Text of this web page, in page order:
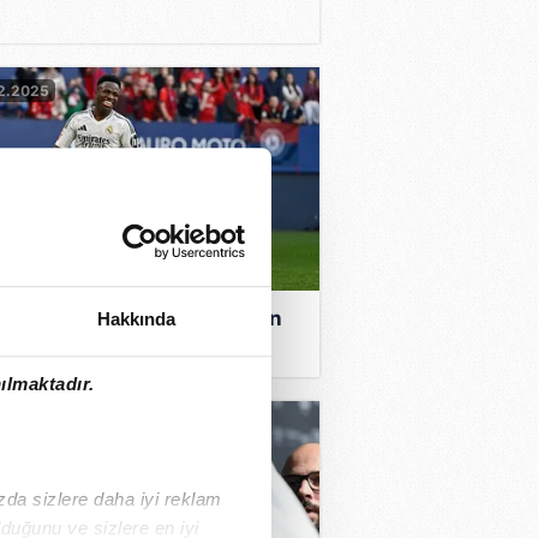
Hakkında
sizlere daha iyi reklam
ve sizlere en iyi
Portekiz'de kulüp satın